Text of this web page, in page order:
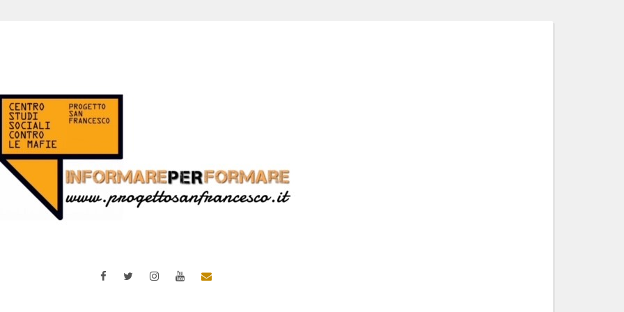
FacebookTwitterInstagramYouTubeEmail